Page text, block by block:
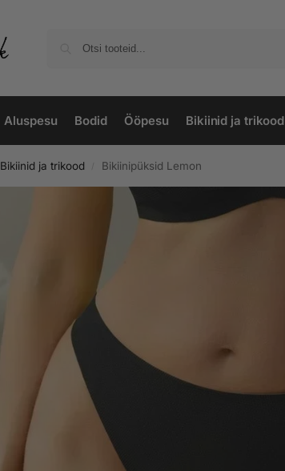
Aluspesu Bodid Ööpesu Bikiinid ja trikood
Bikiinid ja trikood Bikiinipüksid Lemon